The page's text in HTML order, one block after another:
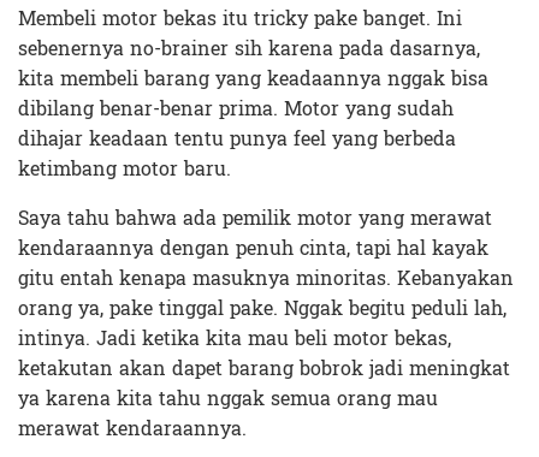
Membeli motor bekas itu tricky pake banget. Ini
sebenernya no-brainer sih karena pada dasarnya,
kita membeli barang yang keadaannya nggak bisa
dibilang benar-benar prima. Motor yang sudah
dihajar keadaan tentu punya feel yang berbeda
ketimbang motor baru.
Saya tahu bahwa ada pemilik motor yang merawat
kendaraannya dengan penuh cinta, tapi hal kayak
gitu entah kenapa masuknya minoritas. Kebanyakan
orang ya, pake tinggal pake. Nggak begitu peduli lah,
intinya. Jadi ketika kita mau beli motor bekas,
ketakutan akan dapet barang bobrok jadi meningkat
ya karena kita tahu nggak semua orang mau
merawat kendaraannya.